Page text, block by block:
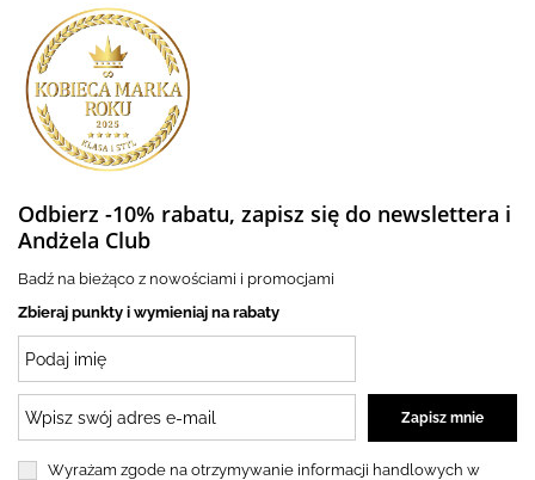
Odbierz -10% rabatu, zapisz się do newslettera i
Andżela Club
Badź na bieżąco z nowościami i promocjami
Zbieraj punkty i wymieniaj na rabaty
Wyrażam zgode na otrzymywanie informacji handlowych w